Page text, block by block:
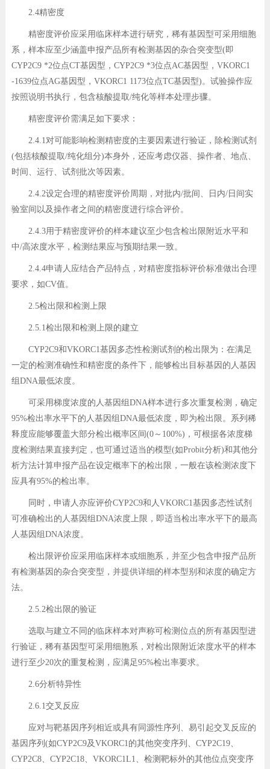
2.4精密度
精密度评价应采用临床样本进行研究，稀有基因型可采用细胞
系，样本应至少涵盖申报产品所有检测基因的杂合突变型(即
CYP2C9 *2位点CT基因型，CYP2C9 *3位点AC基因型，VKORC1
-1639位点AG基因型，VKORC1 1173位点TC基因型)。试验操作应
按照说明书执行，包含核酸提取/纯化等样本处理步骤。
精密度评价需满足如下要求：
2.4.1对可能影响检测精密度的主要因素进行验证，除检测试剂
(包括核酸提取/纯化组分)本身外，还应考虑仪器、操作者、地点、
时间、运行、试剂批次等因素。
2.4.2设定合理的精密度评价周期，对批内/批间、日内/日间实
验室间以及操作者之间的精密度进行综合评价。
2.4.3用于精密度评价的样本建议至少包含检出限附近水平和
中/高浓度水平，检测结果应与预期结果一致。
2.4.4申请人应结合产品特点，对精密度指标评价标准做出合理
要求，如CV值。
2.5检出限和检测上限
2.5.1检出限和检测上限的建立
CYP2C9和VKORC1基因多态性检测试剂的检出限为：在满足
一定的检测准确性和精密度的条件下，能够检出目标基因的人基因
组DNA最低浓度。
可采用梯度浓度的人基因组DNA样本进行多次重复检测，确定
95%检出率水平下的人基因组DNA最低浓度，即为检出限。系列稀
释度应能够覆盖大部分检出概率区间(0～100%)，可根据各浓度梯
度检测结果直接判定，也可通过适当的模型(如Probit分析)和其他分
析方法计算申报产品在设定概率下的检出限，一般在该检测浓度下
应具有95%的检出率。
同时，申请人亦应评价CYP2C9和人VKORC1基因多态性试剂
可准确检出的人基因组DNA浓度上限，即适当检出率水平下的最高
人基因组DNA浓度。
检出限评价应采用临床样本或细胞系，并至少包含申报产品所
有检测基因的杂合突变型，并提供详细的样本型别和浓度的确定方
法。
2.5.2检出限的验证
选取与建立不同的临床样本对声称可检测位点的所有基因型进
行验证，稀有基因型可采用细胞系，对检出限附近浓度水平的样本
进行至少20次的重复检测，应满足95%检出率要求。
2.6分析特异性
2.6.1交叉反应
应对与靶基因序列相近或具有同源性序列、易引起交叉反应的
基因序列(如CYP2C9及VKORC1的其他突变序列、CYP2C19、
CYP2C8、CYP2C18、VKORC1L1、检测靶标外的其他位点突变序